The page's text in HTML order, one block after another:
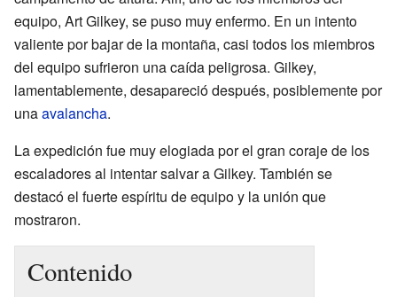
equipo, Art Gilkey, se puso muy enfermo. En un intento
valiente por bajar de la montaña, casi todos los miembros
del equipo sufrieron una caída peligrosa. Gilkey,
lamentablemente, desapareció después, posiblemente por
unaavalancha.
La expedición fue muy elogiada por el gran coraje de los
escaladores al intentar salvar a Gilkey. También se
destacó el fuerte espíritu de equipo y la unión que
mostraron.
Contenido